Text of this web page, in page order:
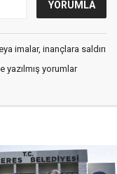
imalar, inançlara saldırı
yazılmış yorumlar